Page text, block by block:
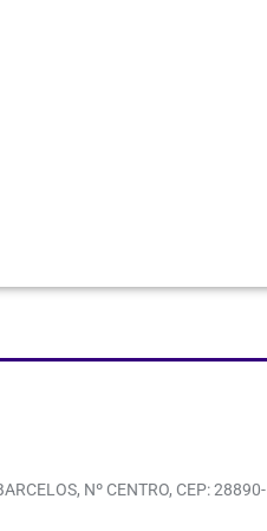
Nº CENTRO, CEP: 28890-